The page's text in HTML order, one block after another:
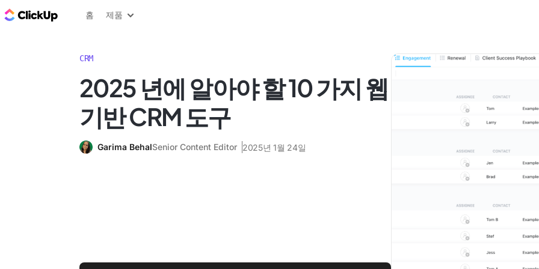
ClickUp 블로그
홈 제품
CRM
2025 년에 알아야 할 10 가지 웹
기반 CRM 도구
Garima BehalSenior Content Editor 2025년 1월 24일